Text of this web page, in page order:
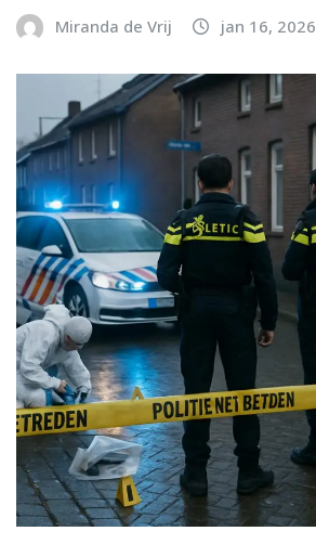
Miranda de Vrij jan 16, 2026